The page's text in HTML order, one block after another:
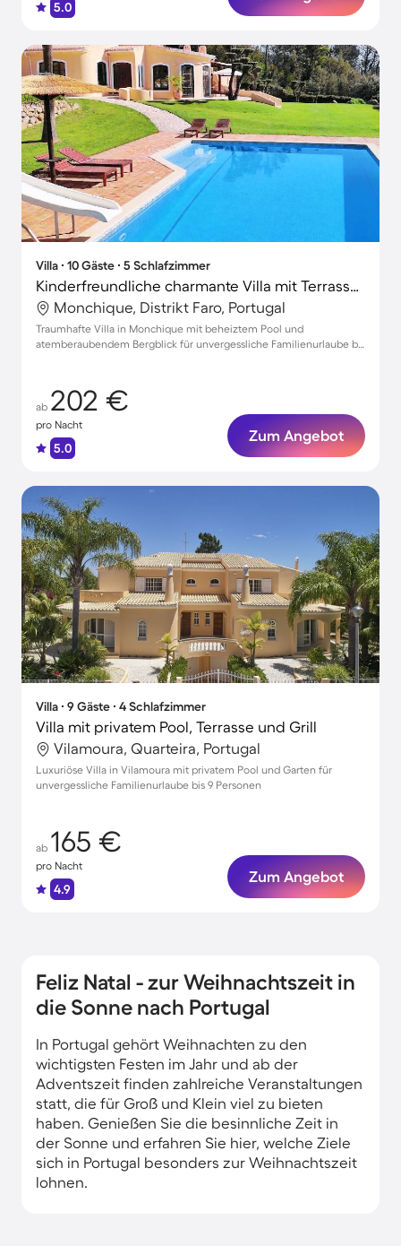
5.0
Villa ∙ 10 Gäste ∙ 5 Schlafzimmer
Kinderfreundliche charmante Villa mit Terrasse, Garten und privatem Pool | Bergblick
Monchique, Distrikt Faro, Portugal
Traumhafte Villa in Monchique mit beheiztem Pool und
atemberaubendem Bergblick für unvergessliche Familienurlaube bis
ab 202 €
pro Nacht
5.0
Zum Angebot
Villa ∙ 9 Gäste ∙ 4 Schlafzimmer
Villa mit privatem Pool, Terrasse und Grill
Vilamoura, Quarteira, Portugal
Luxuriöse Villa in Vilamoura mit privatem Pool und Garten für
unvergessliche Familienurlaube bis 9 Personen
ab 165 €
pro Nacht
4.9
Zum Angebot
Feliz Natal - zur Weihnachtszeit in
die Sonne nach Portugal
In Portugal gehört Weihnachten zu den
wichtigsten Festen im Jahr und ab der
Adventszeit finden zahlreiche Veranstaltungen
statt, die für Groß und Klein viel zu bieten
haben. Genießen Sie die besinnliche Zeit in
der Sonne und erfahren Sie hier, welche Ziele
sich in Portugal besonders zur Weihnachtszeit
lohnen.